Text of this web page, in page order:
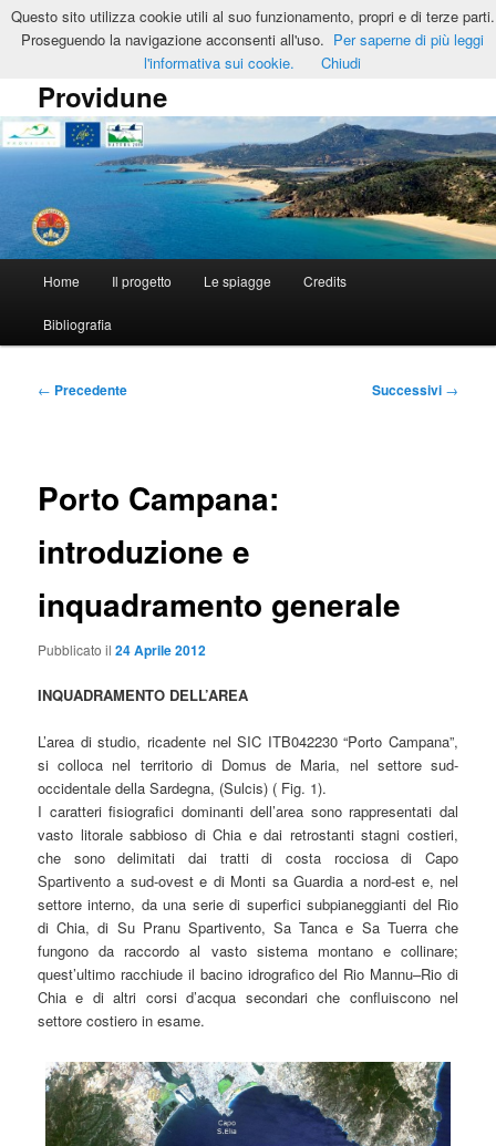
Vai
Providune
Cerca
principale
Home Il progetto Le spiagge Credits
Bibliografia
Navigazione
← Precedente Successivi →
Porto Campana:
introduzione e
inquadramento generale
Pubblicato il24 Aprile 2012
INQUADRAMENTO DELL’AREA
L’area di studio, ricadente nel SIC ITB042230 “Porto Campana”,
si colloca nel territorio di Domus de Maria, nel settore sud-
occidentale della Sardegna, (Sulcis) ( Fig. 1).
I caratteri fisiografici dominanti dell’area sono rappresentati dal
vasto litorale sabbioso di Chia e dai retrostanti stagni costieri,
che sono delimitati dai tratti di costa rocciosa di Capo
Spartivento a sud-ovest e di Monti sa Guardia a nord-est e, nel
settore interno, da una serie di superfici subpianeggianti del Rio
di Chia, di Su Pranu Spartivento, Sa Tanca e Sa Tuerra che
fungono da raccordo al vasto sistema montano e collinare;
quest’ultimo racchiude il bacino idrografico del Rio Mannu–Rio di
Chia e di altri corsi d’acqua secondari che confluiscono nel
settore costiero in esame.
Questo sito utilizza cookie utili al suo funzionamento, propri e di terze parti.
Proseguendo la navigazione acconsenti all'uso. Per saperne di più leggi
l'informativa sui cookie.
Chiudi